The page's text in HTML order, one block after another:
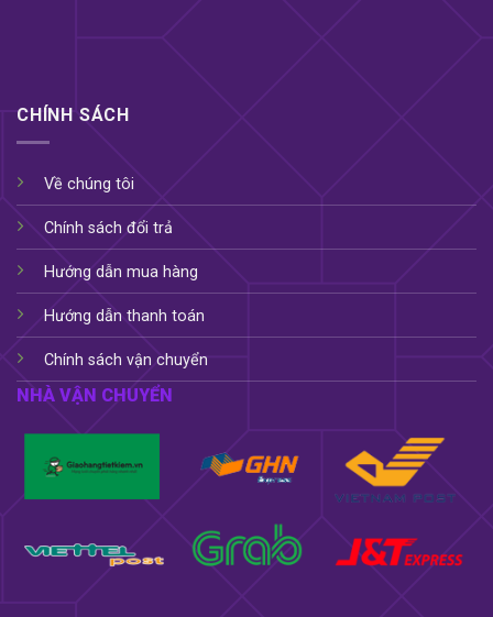
CHÍNH SÁCH
Về chúng tôi
Chính sách đổi trả
Hướng dẫn mua hàng
Hướng dẫn thanh toán
Chính sách vận chuyển
NHÀ VẬN CHUYỂN